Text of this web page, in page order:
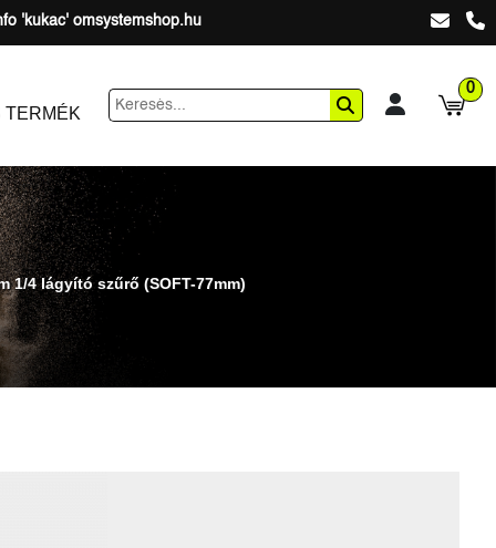
'kukac' omsystemshop.hu
TERMÉK
0
1/4 lágyító szűrő (SOFT-77mm)